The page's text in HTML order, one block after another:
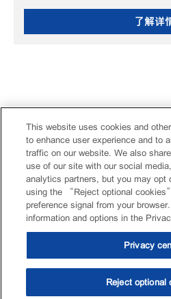
了解详
This website uses cookies and
to enhance user experience and to
traffic on our website. We also
use of our site with our social
analytics partners, but you may opt
using the “Reject optional
preference signal from your
information and options in the
Privacy
Reject optional